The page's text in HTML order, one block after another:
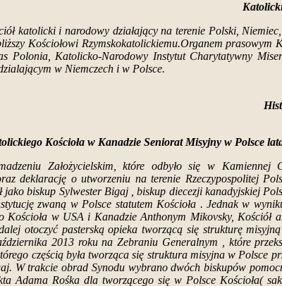
katolicki i narodowy działający na terenie Polski,
Kościołowi Rzymskokatolickiemu.Organem prasowym
Polonia, Katolicko-Narodowy Instytut Charytatywny
w Niemczech i w Polsce.
Kościoła w Kanadzie Seniorat Misyjny w Polsce
Założycielskim, które odbyło się w Kamiennej
deklarację o utworzeniu na terenie Rzeczypospolitej
jako biskup Sylwester Bigaj , biskup diecezji kanadyjskiej
zwaną w Polsce statutem Kościoła . Jednak w
Kościoła w USA i Kanadzie Anthonym Mikovsky,
otoczyć pasterską opieka tworzącą się strukturę
2013 roku na Zebraniu Generalnym , które
częścią była tworząca się struktura misyjna w
W trakcie obrad Synodu wybrano dwóch biskupów
Adama Rośka dla tworzącego się w Polsce Kościoła(